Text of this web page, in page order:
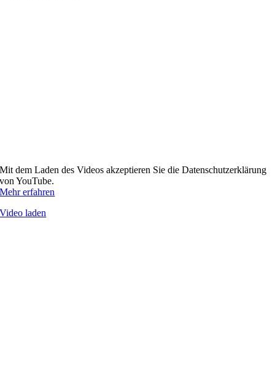
Mit dem Laden des Videos akzeptieren Sie die Datenschutzerklärung
von YouTube.
Mehr erfahren
Video laden